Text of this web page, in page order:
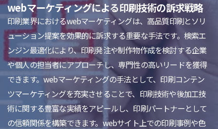
webマーケティングによる印刷技術の訴求戦略
印刷業界におけるwebマーケティングは、高品質印刷とソリ
ューション提案を効果的に訴求する重要な手法です。検索エ
ンジン最適化により、印刷発注や制作物作成を検討する企業
や個人の担当者にアプローチし、専門性の高いリードを獲得
できます。webマーケティングの手法として、印刷コンテン
ツマーケティングを充実させることで、印刷技術や後加工技
術に関する豊富な実績をアピールし、印刷パートナーとして
の信頼関係を構築できます。webサイト上での印刷事例や色